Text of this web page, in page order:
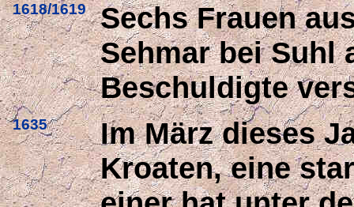
1618/1619
Sechs Frauen
Sehmar bei Suhl
Beschuldigte
1635
Im März dieses
Kroaten, eine